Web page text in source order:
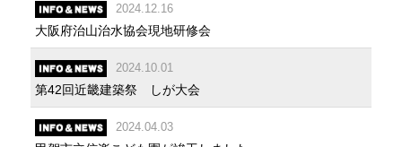
2024.12.16
大阪府治山治水協会現地研修会
2024.10.01
第42回近畿建築祭 しが大会
2024.04.03